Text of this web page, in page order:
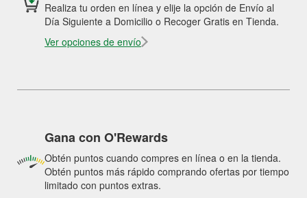
Realiza tu orden en línea y elije la opción de Envío al
Día Siguiente a Domicilio o Recoger Gratis en Tienda.
Ver opciones de envío
Gana con O'Rewards
Obtén puntos cuando compres en línea o en la tienda.
Obtén puntos más rápido comprando ofertas por tiempo
limitado con puntos extras.